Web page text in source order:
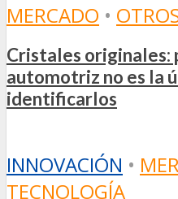
MERCADO •
Cristales originales:
automotriz no es la
identificarlos
INNOVACIÓN •
TECNOLOGÍA